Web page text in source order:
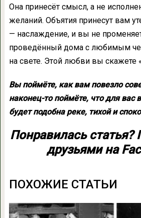
Она принесёт смысл, а не
желаний. Объятия принесут вам
— наслаждение, и вы не
проведённый дома с любимым
на свете. Этой любви вы скажете
Вы поймёте, как вам повезло
наконец-то поймёте, что для вас
будет подобна реке, тихой и
Понравилась статья?
друзьями на
ПОХОЖИЕ СТАТЬИ